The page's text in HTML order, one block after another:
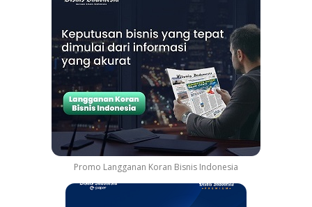
Promo Langganan Koran Bisnis Indonesia